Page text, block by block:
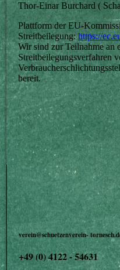
Thor-Einar Burchard (
Plattform der EU-
Streitbeilegung:https://
Wir sind zur Teilnahme an
Streitbeilegungsverfahren
bereit.
verein@schuetzenverein-
+49 (0) 4122 - 54631